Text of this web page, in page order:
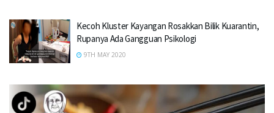
Kecoh Kluster Kayangan Rosakkan Bilik Kuarantin,
Rupanya Ada Gangguan Psikologi
9TH MAY 2020